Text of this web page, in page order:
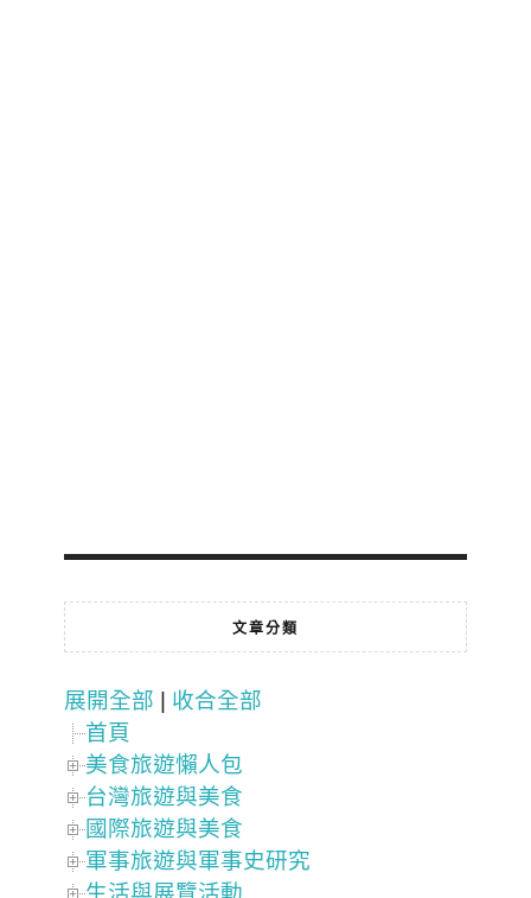
文章分類
展開全部
收合全部
首頁
美食旅遊懶人包
台灣旅遊與美食
國際旅遊與美食
軍事旅遊與軍事史研究